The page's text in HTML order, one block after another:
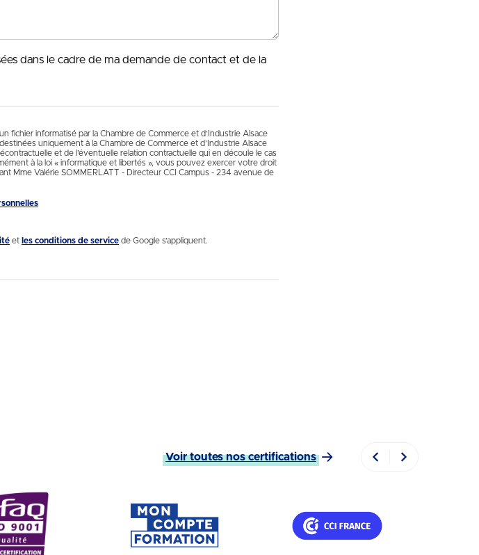
dans le cadre de ma demande de contact et de la
fichier informatisé par la Chambre de Commerce et d’Industrie Alsace
uniquement à la Chambre de Commerce et d’Industrie Alsace
et de l’éventuelle relation contractuelle qui en découle le cas
à la loi « informatique et libertés », vous pouvez exercer votre droit
Mme Valérie SOMMERLATT - Directeur CCI Campus - 234 avenue de
et les conditions de service de Google s’appliquent.
Voir toutes nos certifications